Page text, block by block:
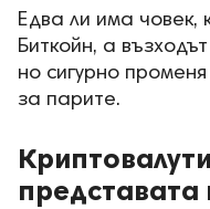
Едва ли има човек,
Биткойн, а
но сигурно
за парите.
представата